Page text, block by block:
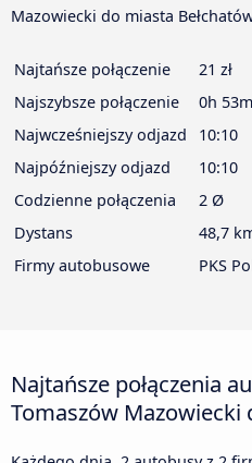
Mazowiecki do miasta
Najtańsze połączenie
21 zł
Najszybsze połączenie
0h 53m
Najwcześniejszy odjazd
10:10
Najpóźniejszy odjazd
10:10
Codzienne połączenia
2 Ø
Dystans
48,7
Firmy autobusowe
PKS
Najtańsze połączenia
Tomaszów Mazowiecki